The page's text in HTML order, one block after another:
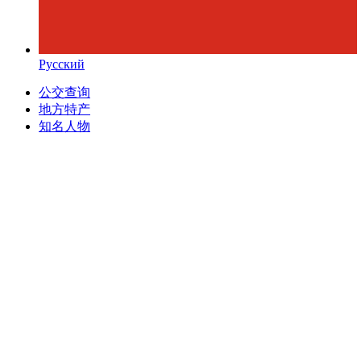
Русский
公交查询
地方特产
知名人物